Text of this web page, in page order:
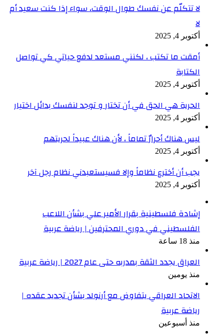
لا تتكلّم عن نفسك طوال الوقت، سواء إذا كنت سعيد أم
لا
أكتوبر 4, 2025
أمقت ما تكتب ، لكنني مستعد لدفع حياتي كي تواصل
الكتابة
أكتوبر 4, 2025
الحرية هي الحق في أن تختار و توجد لنفسك بدائل اختيار
أكتوبر 4, 2025
ليس هناك أحرارٌ تماماً ، لأن هناك عبيداً لحريتهم
أكتوبر 4, 2025
يجب أن أخترع نظاماً وإلا فسيستعبدني نظام رجل آخر
أكتوبر 4, 2025
إشادة فلسطينية بقرار الأمير علي بشأن اللاعب
الفلسطيني في دوري المحترفين | رياضة عربية
منذ 18 ساعة
العراق يجدد الثقة بمدربه حتى عام 2027 | رياضة عربية
منذ يومين
الاتحاد العراقي يتفاوض مع أرنولد بشأن تجديد عقده |
رياضة عربية
منذ أسبوعين